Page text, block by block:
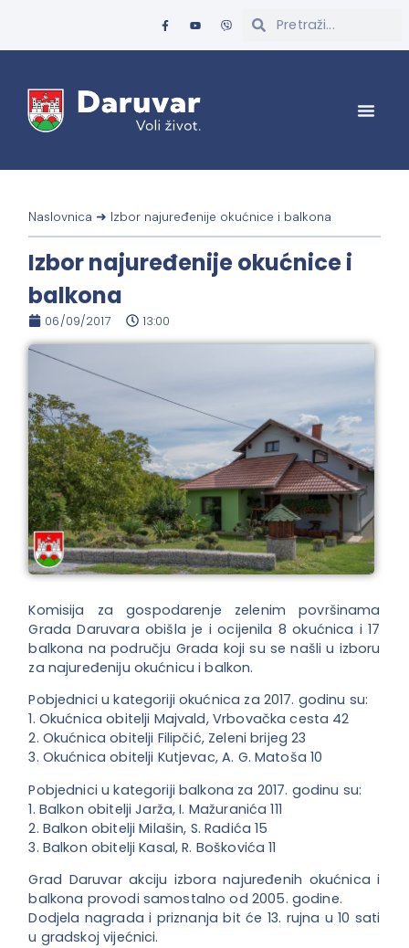
Naslovnica ➜ Izbor najuređenije okućnice i balkona
Izbor najuređenije okućnice i
balkona
06/09/2017 13:00
Komisija za gospodarenje zelenim površinama
Grada Daruvara obišla je i ocijenila 8 okućnica i 17
balkona na području Grada koji su se našli u izboru
za najuređeniju okućnicu i balkon.
Pobjednici u kategoriji okućnica za 2017. godinu su:
1. Okućnica obitelji Majvald, Vrbovačka cesta 42
2. Okućnica obitelji Filipčić, Zeleni brijeg 23
3. Okućnica obitelji Kutjevac, A. G. Matoša 10
Pobjednici u kategoriji balkona za 2017. godinu su:
1. Balkon obitelji Jarža, I. Mažuranića 111
2. Balkon obitelji Milašin, S. Radića 15
3. Balkon obitelji Kasal, R. Boškovića 11
Grad Daruvar akciju izbora najuređenih okućnica i
balkona provodi samostalno od 2005. godine.
Dodjela nagrada i priznanja bit će 13. rujna u 10 sati
u gradskoj vijećnici.